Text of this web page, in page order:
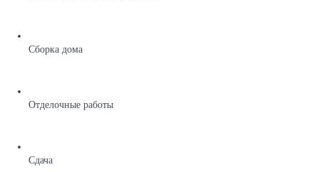
Сборка дома
Отделочные работы
Сдача